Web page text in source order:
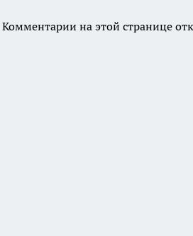
Комментарии на этой странице